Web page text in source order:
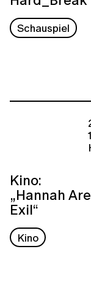
Schauspiel
Kino:
„Hannah
Exil“
Kino